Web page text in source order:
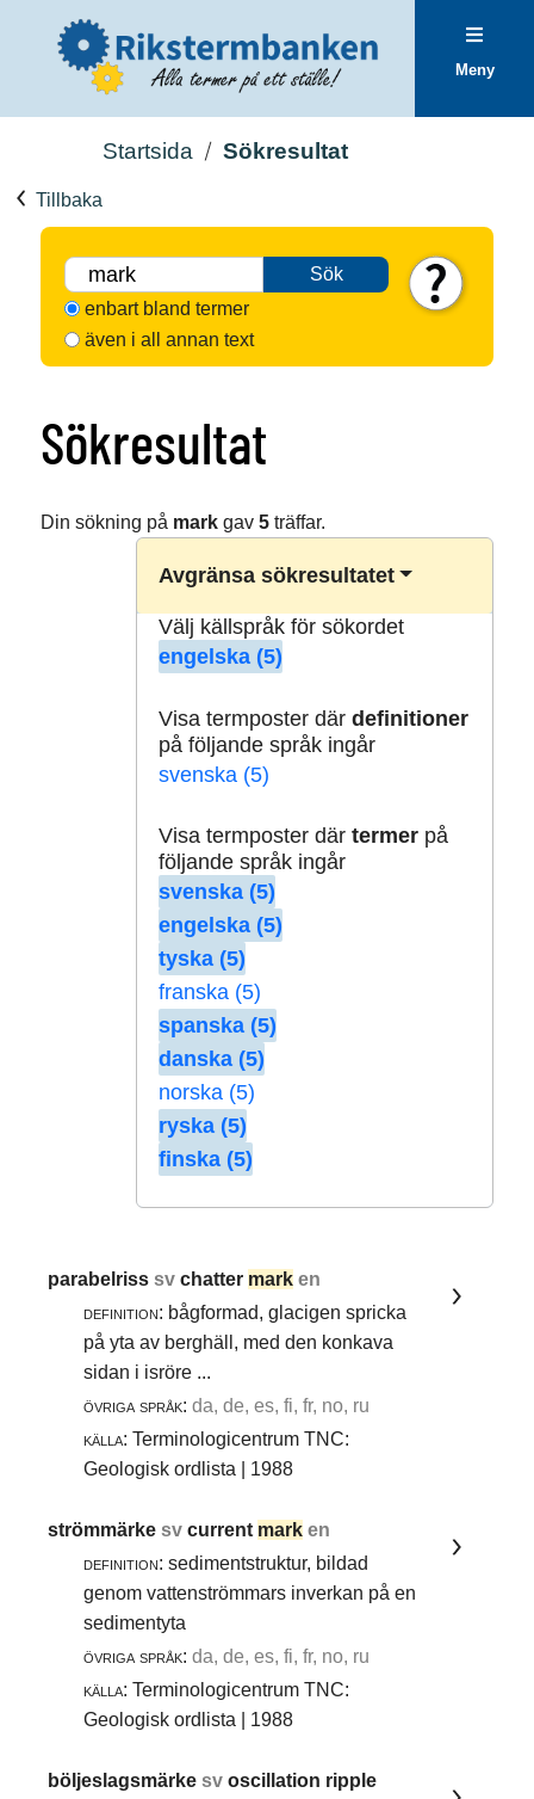
Meny
Startsida Sökresultat
Tillbaka
Sök
enbart bland termer
även i all annan text
Sökresultat
Din sökning på markgav 5träffar.
Avgränsa sökresultatet
Välj källspråk för sökordet
engelska (5)
Visa termposter där definitioner
på följande språk ingår
svenska (5)
Visa termposter där termerpå
följande språk ingår
svenska (5)
engelska (5)
tyska (5)
franska (5)
spanska (5)
danska (5)
norska (5)
ryska (5)
finska (5)
parabelrisssvchatter mark en
definition: bågformad, glacigen spricka
på yta av berghäll, med den konkava
sidan i isröre ...
övriga språk: da, de, es, fi, fr, no, ru
källa: Terminologicentrum TNC:
Geologisk ordlista | 1988
strömmärkesvcurrent mark en
definition: sedimentstruktur, bildad
genom vattenströmmars inverkan på en
sedimentyta
övriga språk: da, de, es, fi, fr, no, ru
källa: Terminologicentrum TNC:
Geologisk ordlista | 1988
böljeslagsmärkesvoscillation ripple